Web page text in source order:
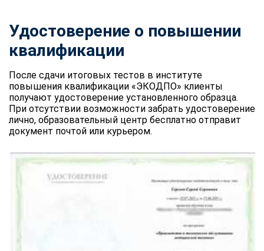
Удостоверение о повышении
квалификации
После сдачи итоговых тестов в институте
повышения квалификации «ЭКОДПО» клиенты
получают удостоверение установленного образца.
При отсутствии возможности забрать удостоверение
лично, образовательный центр бесплатно отправит
документ почтой или курьером.